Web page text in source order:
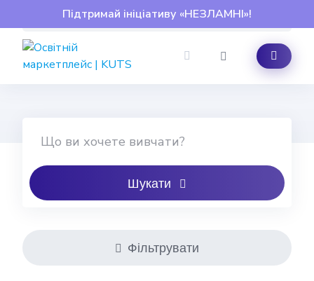
Підтримай ініціативу «НЕЗЛАМНІ»!
to
content
Шукати
Фільтрувати